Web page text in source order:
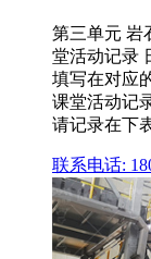
第三单元 岩
堂活动记录
填写在对应
课堂活动记
请记录在下
联系电话: